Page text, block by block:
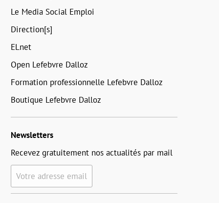
Le Media Social Emploi
Direction[s]
ELnet
Open Lefebvre Dalloz
Formation professionnelle Lefebvre Dalloz
Boutique Lefebvre Dalloz
Newsletters
Recevez gratuitement nos actualités par mail
Votre adresse email